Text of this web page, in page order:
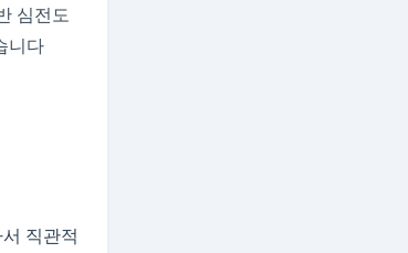
심전도
니다
직관적